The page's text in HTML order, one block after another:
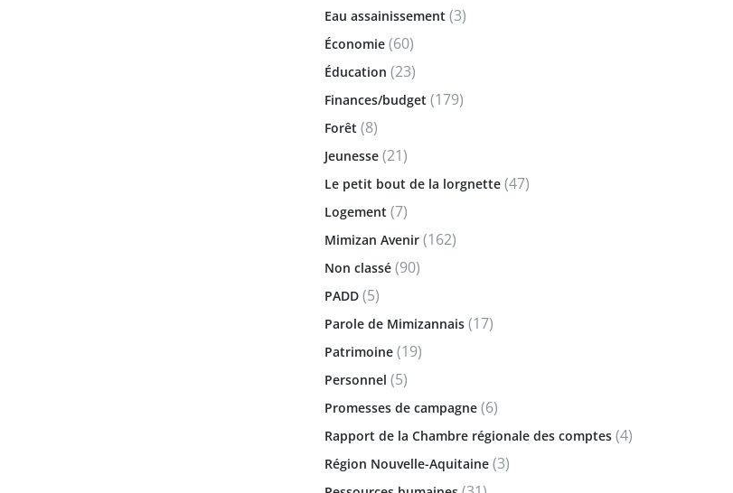
Eau assainissement (3)
Économie (60)
Éducation (23)
Finances/budget (179)
Forêt (8)
Jeunesse (21)
Le petit bout de la lorgnette (47)
Logement (7)
Mimizan Avenir (162)
Non classé (90)
PADD (5)
Parole de Mimizannais (17)
Patrimoine (19)
Personnel (5)
Promesses de campagne (6)
Rapport de la Chambre régionale des comptes (4)
Région Nouvelle-Aquitaine (3)